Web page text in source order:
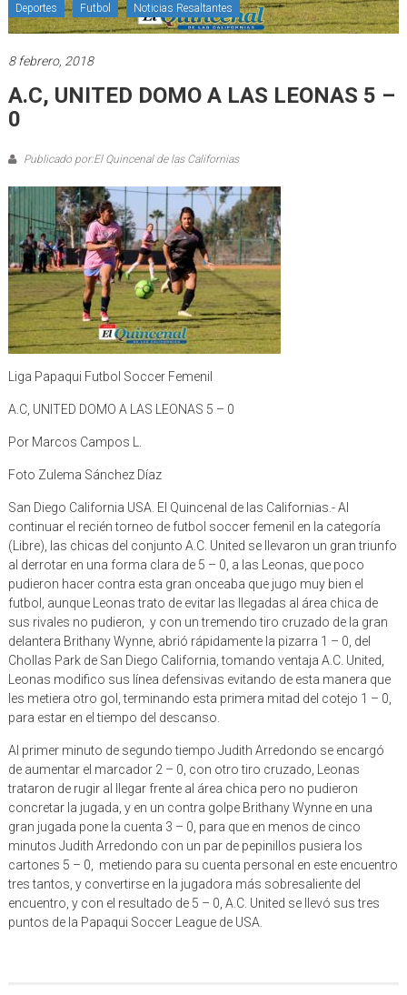
Deportes Futbol Noticias Resaltantes
8 febrero, 2018
A.C, UNITED DOMO A LAS LEONAS 5 –
0
Publicado por:El Quincenal de las Californias
Liga Papaqui Futbol Soccer Femenil
A.C, UNITED DOMO A LAS LEONAS 5 – 0
Por Marcos Campos L.
Foto Zulema Sánchez Díaz
San Diego California USA. El Quincenal de las Californias.- Al
continuar el recién torneo de futbol soccer femenil en la categoría
(Libre), las chicas del conjunto A.C. United se llevaron un gran triunfo
al derrotar en una forma clara de 5 – 0, a las Leonas, que poco
pudieron hacer contra esta gran onceaba que jugo muy bien el
futbol, aunque Leonas trato de evitar las llegadas al área chica de
sus rivales no pudieron, y con un tremendo tiro cruzado de la gran
delantera Brithany Wynne, abrió rápidamente la pizarra 1 – 0, del
Chollas Park de San Diego California, tomando ventaja A.C. United,
Leonas modifico sus línea defensivas evitando de esta manera que
les metiera otro gol, terminando esta primera mitad del cotejo 1 – 0,
para estar en el tiempo del descanso.
Al primer minuto de segundo tiempo Judith Arredondo se encargó
de aumentar el marcador 2 – 0, con otro tiro cruzado, Leonas
trataron de rugir al llegar frente al área chica pero no pudieron
concretar la jugada, y en un contra golpe Brithany Wynne en una
gran jugada pone la cuenta 3 – 0, para que en menos de cinco
minutos Judith Arredondo con un par de pepinillos pusiera los
cartones 5 – 0, metiendo para su cuenta personal en este encuentro
tres tantos, y convertirse en la jugadora más sobresaliente del
encuentro, y con el resultado de 5 – 0, A.C. United se llevó sus tres
puntos de la Papaqui Soccer League de USA.